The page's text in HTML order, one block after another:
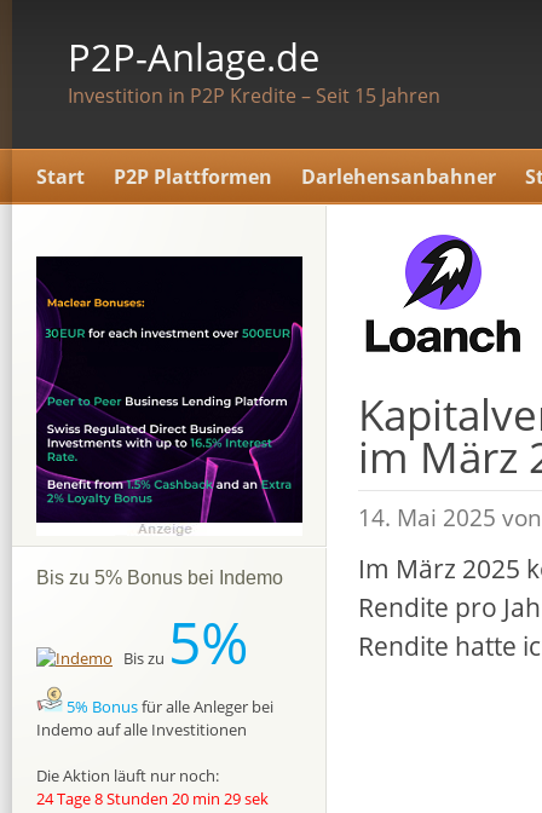
P2P-Anlage.de
Investition in P2P Kredite – Seit 15 Jahren
Start P2P Plattformen Darlehensanbahner
im März
14. Mai 2025
Im März 2025
Rendite pro
Rendite hatte
Bis zu 5% Bonus bei Indemo
Bis zu 5%
5% Bonusfür alle Anleger bei
Indemo auf alle Investitionen
Die Aktion läuft nur noch:
24 Tage 8 Stunden 20 min 27 sek